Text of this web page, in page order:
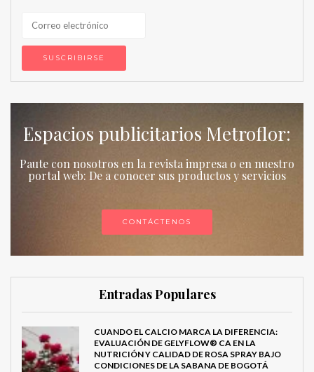
Espacios publicitarios Metroflor:
Paute con nosotros en la revista impresa o en nuestro
portal web: De a conocer sus productos y servicios
CONTÁCTENOS
Entradas Populares
CUANDO EL CALCIO MARCA LA DIFERENCIA:
EVALUACIÓN DE GELYFLOW® CA EN LA
NUTRICIÓN Y CALIDAD DE ROSA SPRAY BAJO
CONDICIONES DE LA SABANA DE BOGOTÁ